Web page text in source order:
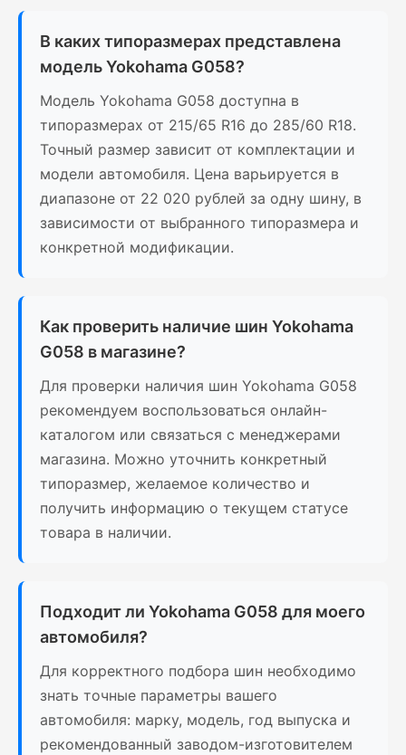
В каких типоразмерах представлена
модель Yokohama G058?
Модель Yokohama G058 доступна в
типоразмерах от 215/65 R16 до 285/60 R18.
Точный размер зависит от комплектации и
модели автомобиля. Цена варьируется в
диапазоне от 22 020 рублей за одну шину, в
зависимости от выбранного типоразмера и
конкретной модификации.
Как проверить наличие шин Yokohama
G058 в магазине?
Для проверки наличия шин Yokohama G058
рекомендуем воспользоваться онлайн-
каталогом или связаться с менеджерами
магазина. Можно уточнить конкретный
типоразмер, желаемое количество и
получить информацию о текущем статусе
товара в наличии.
Подходит ли Yokohama G058 для моего
автомобиля?
Для корректного подбора шин необходимо
знать точные параметры вашего
автомобиля: марку, модель, год выпуска и
рекомендованный заводом-изготовителем